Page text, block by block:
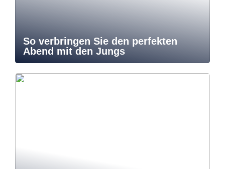
So verbringen Sie den perfekten
Abend mit den Jungs